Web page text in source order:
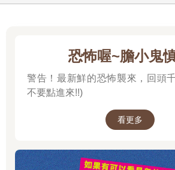
恐怖喔~膽小鬼
警告！最新鮮的恐怖襲來，回頭
不要點進來!!)
看更多